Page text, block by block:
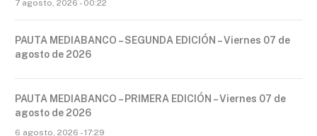
7 agosto, 2026 - 00:22
PAUTA MEDIABANCO – SEGUNDA EDICIÓN – Viernes 07 de
agosto de 2026
PAUTA MEDIABANCO – PRIMERA EDICIÓN – Viernes 07 de
agosto de 2026
6 agosto, 2026 - 17:29